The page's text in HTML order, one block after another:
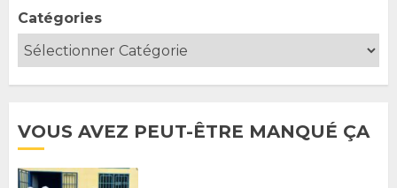
Catégories
VOUS AVEZ PEUT-ÊTRE MANQUÉ ÇA